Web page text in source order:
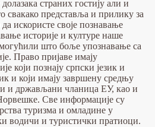
страних гостију али и
свакако представља и прилику за
искористе своје познавање
историје и културе наше
што боље упознавање са
Право пријаве имају
који познају српски језик и
и који имају завршену средњу
и држављани чланица ЕУ, као и
Све информације су
туризма и омладинe у
водичи и туристички пратиоци.